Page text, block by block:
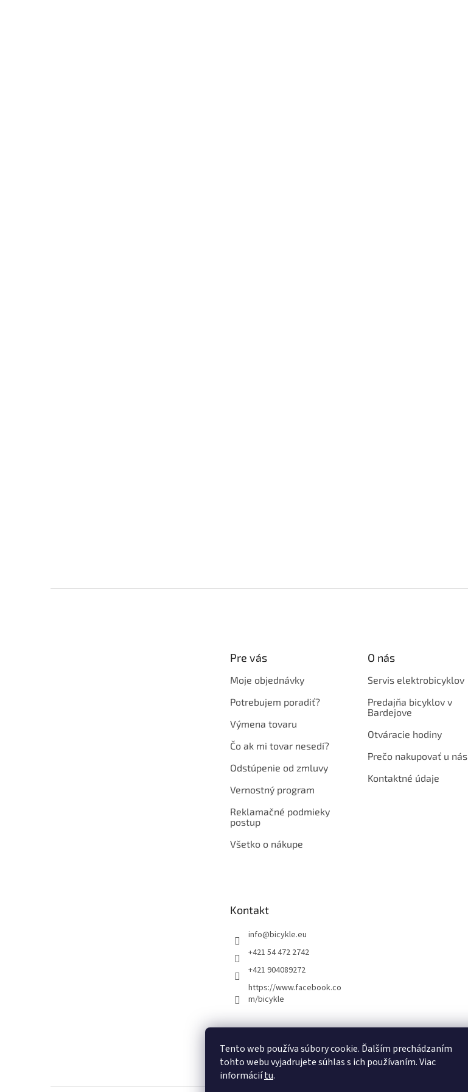
Tento web používa súbory cookie. Ďalším prechádzaním
tohto webu vyjadrujete súhlas s ich používaním. Viac
informáciítu.
Pre vás
Moje objednávky
Potrebujem poradiť?
Výmena tovaru
Čo ak mi tovar nesedí?
Odstúpenie od zmluvy
Vernostný program
Reklamačné podmieky
postup
Všetko o nákupe
O nás
Servis elektrobicyklov
Predajňa bicyklov v
Bardejove
Otváracie hodiny
Prečo nakupovať u nás
Kontaktné údaje
Kontakt
info@bicykle.eu
+421 54 472 2742
+421 904089272
https://www.facebook.co
m/bicykle